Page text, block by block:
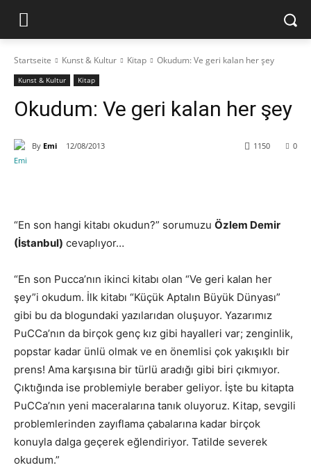
Startseite Kunst & Kultur Kitap Okudum: Ve geri kalan her şey
Kunst & Kultur Kitap
Okudum: Ve geri kalan her şey
By Emi 12/08/2013 0
1150
“En son hangi kitabı okudun?” sorumuzu Özlem Demir
(İstanbul) cevaplıyor…
“En son Pucca’nın ikinci kitabı olan “Ve geri kalan her
şey”i okudum. İlk kitabı “Küçük Aptalın Büyük Dünyası”
gibi bu da blogundaki yazılarıdan oluşuyor. Yazarımız
PuCCa’nın da birçok genç kız gibi hayalleri var; zenginlik,
popstar kadar ünlü olmak ve en önemlisi çok yakışıklı bir
prens! Ama karşısına bir türlü aradığı gibi biri çıkmıyor.
Çıktığında ise problemiyle beraber geliyor. İşte bu kitapta
PuCCa’nın yeni maceralarına tanık oluyoruz. Kitap, sevgili
problemlerinden zayıflama çabalarına kadar birçok
konuyla dalga geçerek eğlendiriyor. Tatilde severek
okudum.”